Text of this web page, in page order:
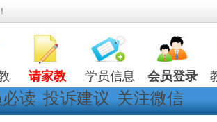
请家教 学员信息 会员登录
读 投诉建议 关注微信